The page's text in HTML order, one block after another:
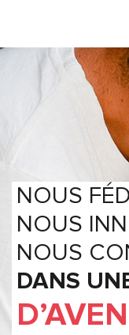
NOUS
NOUS
NOUS
DANS